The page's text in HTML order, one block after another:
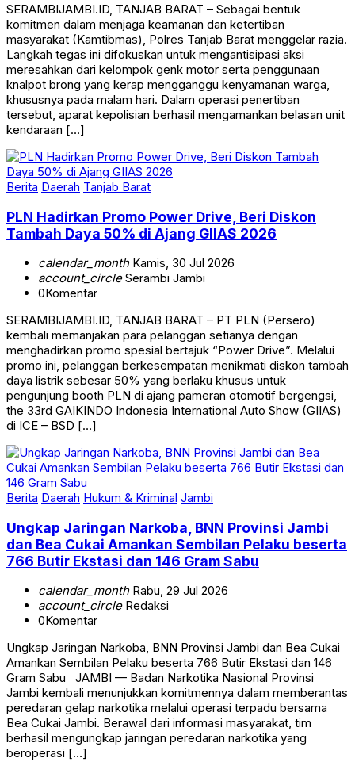
SERAMBIJAMBI.ID, TANJAB BARAT – Sebagai bentuk
komitmen dalam menjaga keamanan dan ketertiban
masyarakat (Kamtibmas), Polres Tanjab Barat menggelar razia.
Langkah tegas ini difokuskan untuk mengantisipasi aksi
meresahkan dari kelompok genk motor serta penggunaan
knalpot brong yang kerap mengganggu kenyamanan warga,
khususnya pada malam hari. Dalam operasi penertiban
tersebut, aparat kepolisian berhasil mengamankan belasan unit
kendaraan […]
Berita Daerah Tanjab Barat
PLN Hadirkan Promo Power Drive, Beri Diskon
Tambah Daya 50% di Ajang GIIAS 2026
calendar_monthKamis, 30 Jul 2026
account_circleSerambi Jambi
0Komentar
SERAMBIJAMBI.ID, TANJAB BARAT – PT PLN (Persero)
kembali memanjakan para pelanggan setianya dengan
menghadirkan promo spesial bertajuk “Power Drive”. Melalui
promo ini, pelanggan berkesempatan menikmati diskon tambah
daya listrik sebesar 50% yang berlaku khusus untuk
pengunjung booth PLN di ajang pameran otomotif bergengsi,
the 33rd GAIKINDO Indonesia International Auto Show (GIIAS)
di ICE – BSD […]
Berita Daerah Hukum & Kriminal Jambi
Ungkap Jaringan Narkoba, BNN Provinsi Jambi
dan Bea Cukai Amankan Sembilan Pelaku beserta
766 Butir Ekstasi dan 146 Gram Sabu
calendar_monthRabu, 29 Jul 2026
account_circleRedaksi
0Komentar
Ungkap Jaringan Narkoba, BNN Provinsi Jambi dan Bea Cukai
Amankan Sembilan Pelaku beserta 766 Butir Ekstasi dan 146
Gram Sabu JAMBI — Badan Narkotika Nasional Provinsi
Jambi kembali menunjukkan komitmennya dalam memberantas
peredaran gelap narkotika melalui operasi terpadu bersama
Bea Cukai Jambi. Berawal dari informasi masyarakat, tim
berhasil mengungkap jaringan peredaran narkotika yang
beroperasi […]